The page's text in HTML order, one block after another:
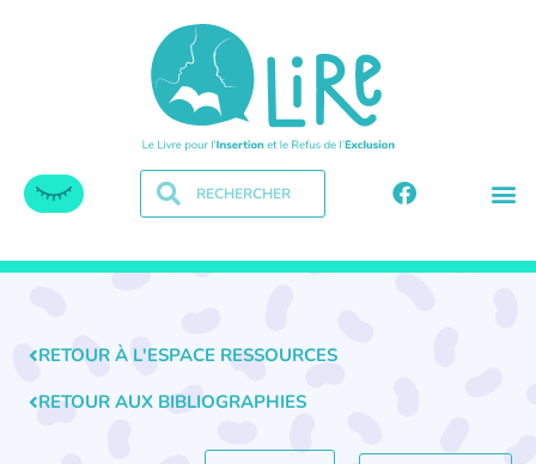
RETOUR À L'ESPACE RESSOURCES
RETOUR AUX BIBLIOGRAPHIES